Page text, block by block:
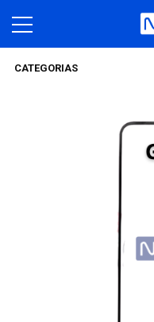
CATEGORIAS